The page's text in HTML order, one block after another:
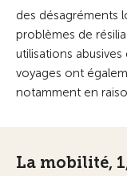
des désagréments
problèmes de
utilisations
voyages ont
notamment en
La mobilité,